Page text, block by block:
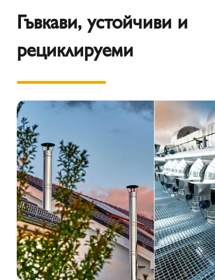
Гъвкави, устойчиви и
рециклируеми